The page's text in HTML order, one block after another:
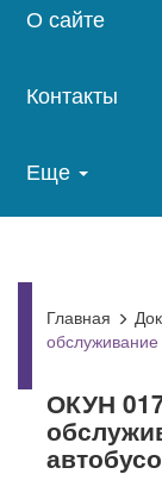
О сайте
Контакты
Еще
Главная
обслуживание
ОКУН